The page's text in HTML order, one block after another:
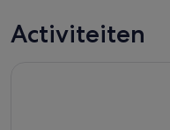
Activiteiten